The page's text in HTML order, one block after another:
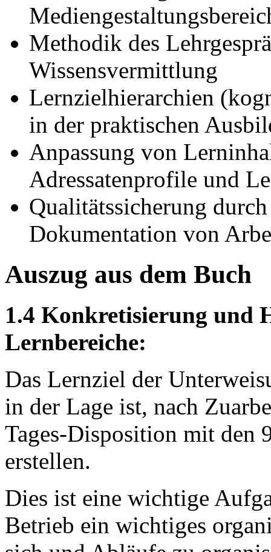
Methodik des
Wissensvermittlung
Lernzielhierarchien
in der praktischen
Anpassung von
Adressatenprofile und
Qualitätssicherung
Dokumentation von
Auszug aus dem Buch
1.4 Konkretisierung und
Lernbereiche:
Das Lernziel der
in der Lage ist, nach
Tages-Disposition mit den
erstellen.
Dies ist eine wichtige
Betrieb ein wichtiges